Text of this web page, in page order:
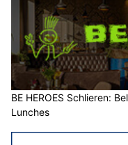
BE HEROES Schlieren:
Lunches